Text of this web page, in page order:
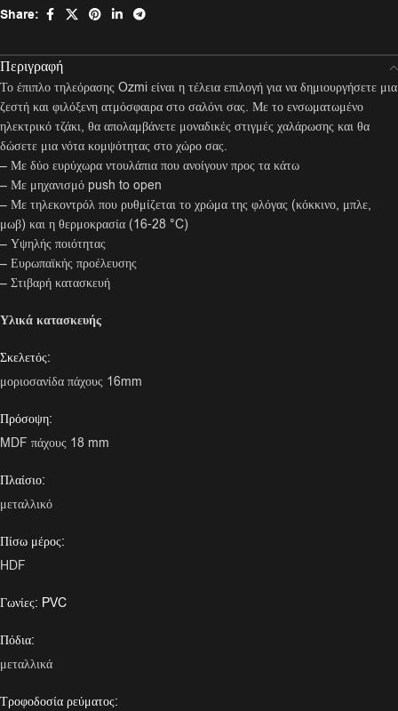
Share:
Περιγραφή
Το έπιπλο τηλεόρασης Ozmi είναι η τέλεια επιλογή για να δημιουργήσετε μια
ζεστή και φιλόξενη ατμόσφαιρα στο σαλόνι σας. Με το ενσωματωμένο
ηλεκτρικό τζάκι, θα απολαμβάνετε μοναδικές στιγμές χαλάρωσης και θα
δώσετε μια νότα κομψότητας στο χώρο σας.
– Με δύο ευρύχωρα ντουλάπια που ανοίγουν προς τα κάτω
– Με μηχανισμό push to open
– Με τηλεκοντρόλ που ρυθμίζεται το χρώμα της φλόγας (κόκκινο, μπλε,
μωβ) και η θερμοκρασία (16-28 °C)
– Υψηλής ποιότητας
– Ευρωπαϊκής προέλευσης
– Στιβαρή κατασκευή
Υλικά κατασκευής
Σκελετός:
μοριοσανίδα πάχους 16mm
Πρόσοψη:
MDF πάχους 18 mm
Πλαίσιο:
μεταλλικό
Πίσω μέρος:
HDF
Γωνίες: PVC
Πόδια:
μεταλλικά
Τροφοδοσία ρεύματος: